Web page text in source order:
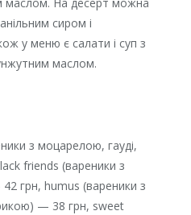
сиром і
у меню є салати і суп з
маслом.
з моцарелою, гауді,
friends (вареники з
грн, humus (вареники з
— 38 грн, sweet